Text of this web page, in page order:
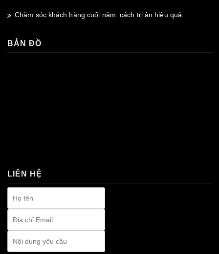
Chăm sóc khách hàng cuối năm: cách tri ân hiệu quả
BẢN ĐỒ
LIÊN HỆ